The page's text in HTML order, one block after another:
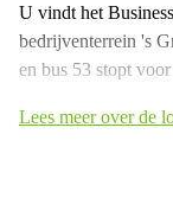
U vindt het
bedrijventerrein 's
en bus 53 stopt voor
Lees meer over de